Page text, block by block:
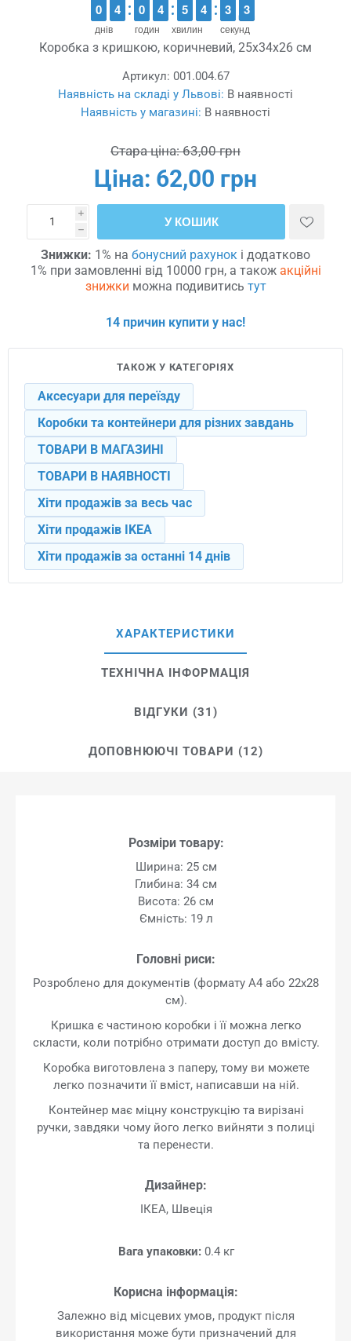
днів
9
9
0
0 3
3
4
4
годин
9
9
0
0 3
3
4
4
хвилин
4
4
5
5 3
3
4
4
секунд
4
3
3 2
2
1
Коробка з кришкою, коричневий, 25x34x26 см
Артикул: 001.004.67
Наявність на складі у Львові: В наявності
Наявність у магазині: В наявності
Стара ціна: 63,00 грн
Ціна: 62,00 грн
i
h
У КОШИК
Знижки: 1% на бонусний рахунок і додатково
1% при замовленні від 10000 грн, а також акційні
знижки можна подивитись тут
14 причин купити у нас!
ТАКОЖ У КАТЕГОРІЯХ
Аксесуари для переїзду
Коробки та контейнери для різних завдань
ТОВАРИ В МАГАЗИНІ
ТОВАРИ В НАЯВНОСТІ
Хіти продажів за весь час
Хіти продажів IKEA
Хіти продажів за останні 14 днів
ХАРАКТЕРИСТИКИ
ТЕХНІЧНА ІНФОРМАЦІЯ
ВІДГУКИ (31)
ДОПОВНЮЮЧІ ТОВАРИ (12)
Розміри товару:
Ширина: 25 см
Глибина: 34 см
Висота: 26 см
Ємність: 19 л
Головні риси:
Розроблено для документів (формату А4 або 22x28
см).
Кришка є частиною коробки і її можна легко
скласти, коли потрібно отримати доступ до вмісту.
Коробка виготовлена з паперу, тому ви можете
легко позначити її вміст, написавши на ній.
Контейнер має міцну конструкцію та вирізані
ручки, завдяки чому його легко вийняти з полиці
та перенести.
Дизайнер:
ІКЕА, Швеція
Вага упаковки: 0.4 кг
Корисна інформація:
Залежно від місцевих умов, продукт після
використання може бути призначений для